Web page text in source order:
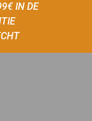
IN DE